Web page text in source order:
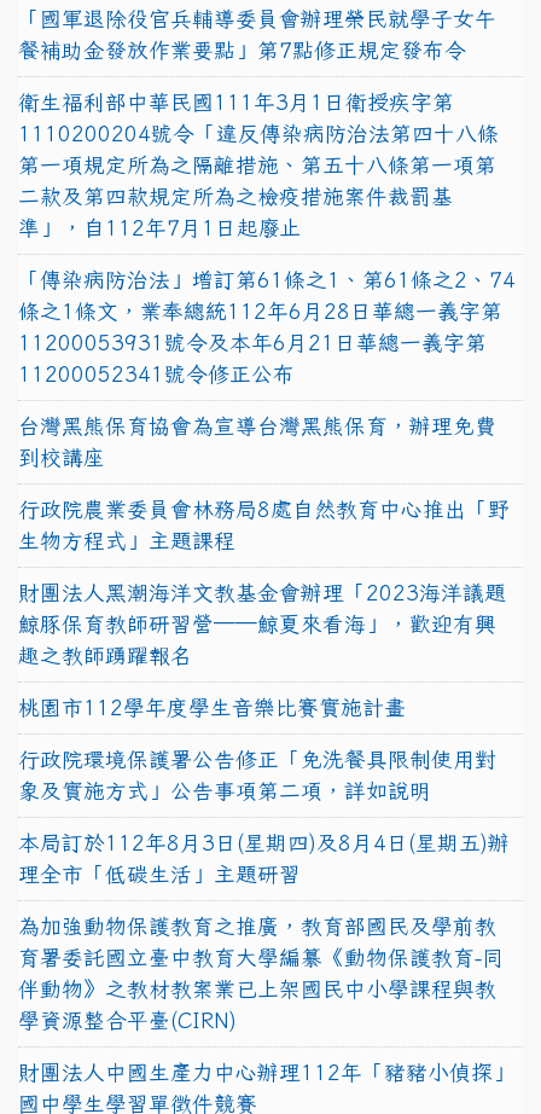
「國軍退除役官兵輔導委員會辦理榮民就學子女午
餐補助金發放作業要點」第7點修正規定發布令
衛生福利部中華民國111年3月1日衛授疾字第
1110200204號令「違反傳染病防治法第四十八條
第一項規定所為之隔離措施、第五十八條第一項第
二款及第四款規定所為之檢疫措施案件裁罰基
準」，自112年7月1日起廢止
「傳染病防治法」增訂第61條之1、第61條之2、74
條之1條文，業奉總統112年6月28日華總一義字第
11200053931號令及本年6月21日華總一義字第
11200052341號令修正公布
台灣黑熊保育協會為宣導台灣黑熊保育，辦理免費
到校講座
行政院農業委員會林務局8處自然教育中心推出「野
生物方程式」主題課程
財團法人黑潮海洋文教基金會辦理「2023海洋議題
鯨豚保育教師研習營──鯨夏來看海」，歡迎有興
趣之教師踴躍報名
桃園市112學年度學生音樂比賽實施計畫
行政院環境保護署公告修正「免洗餐具限制使用對
象及實施方式」公告事項第二項，詳如說明
本局訂於112年8月3日(星期四)及8月4日(星期五)辦
理全市「低碳生活」主題研習
為加強動物保護教育之推廣，教育部國民及學前教
育署委託國立臺中教育大學編纂《動物保護教育-同
伴動物》之教材教案業已上架國民中小學課程與教
學資源整合平臺(CIRN)
財團法人中國生產力中心辦理112年「豬豬小偵探」
國中學生學習單徵件競賽